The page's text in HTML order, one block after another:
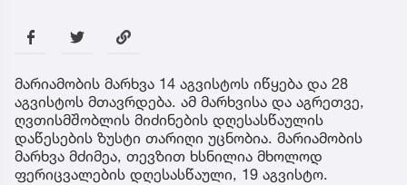
მარიამობის მარხვა 14 აგვისტოს იწყება და 28
აგვისტოს მთავრდება. ამ მარხვისა და აგრეთვე,
ღვთისმშობლის მიძინების დღესასწაულის
დაწესების ზუსტი თარიღი უცნობია. მარიამობის
მარხვა მძიმეა, თევზით ხსნილია მხოლოდ
ფერიცვალების დღესასწაული, 19 აგვისტო.